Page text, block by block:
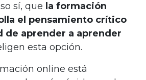
sí, que la formación
el pensamiento crítico
de aprender a aprender
esta opción.
online está